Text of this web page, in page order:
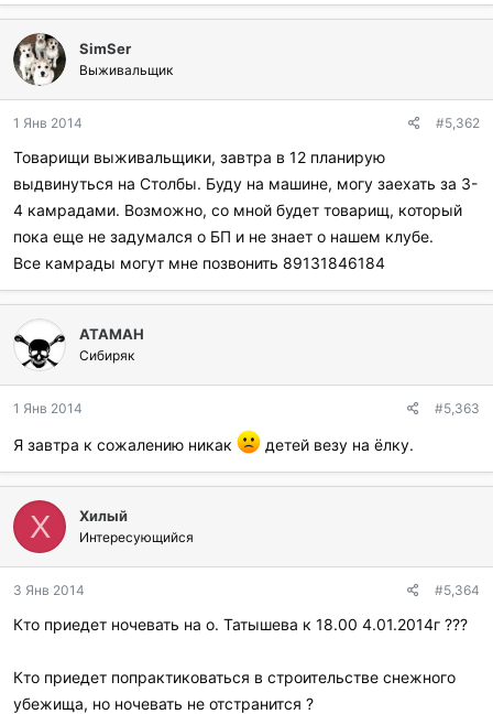
б
л
а
г
о
а
и
л
и
SimSer
Выживальщик
1 Янв 2014 #5,362
Товарищи выживальщики, завтра в 12 планирую
выдвинуться на Столбы. Буду на машине, могу заехать за 3-
4 камрадами. Возможно, со мной будет товарищ, который
пока еще не задумался о БП и не знает о нашем клубе.
Все камрады могут мне позвонить 89131846184
ATAMAH
Сибиряк
1 Янв 2014 #5,363
Я завтра к сожалению никак детей везу на ёлку.
Х Хилый
Интересующийся
3 Янв 2014 #5,364
Кто приедет ночевать на о. Татышева к 18.00 4.01.2014г ???
Кто приедет попрактиковаться в строительстве снежного
убежища, но ночевать не отстранится ?